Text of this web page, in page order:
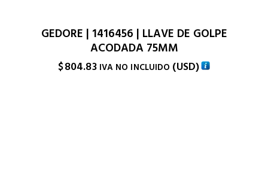
GEDORE | 1416456 | LLAVE DE GOLPE
ACODADA 75MM
$804.83 IVA NO INCLUIDO (USD)